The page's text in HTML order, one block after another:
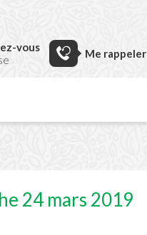
vous
Me rappeler
24 mars 2019